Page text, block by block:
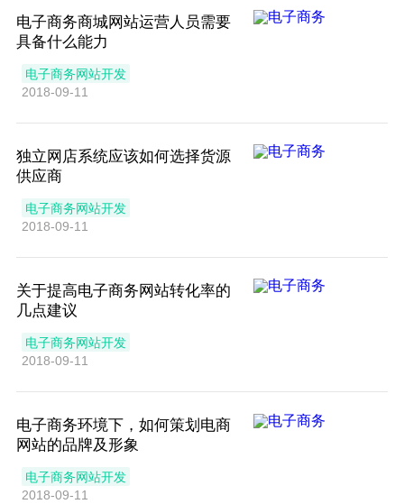
电子商务商城网站运营人员需要
具备什么能力
电子商务网站开发
2018-09-11
独立网店系统应该如何选择货源
供应商
电子商务网站开发
2018-09-11
关于提高电子商务网站转化率的
几点建议
电子商务网站开发
2018-09-11
电子商务环境下，如何策划电商
网站的品牌及形象
电子商务网站开发
2018-09-11